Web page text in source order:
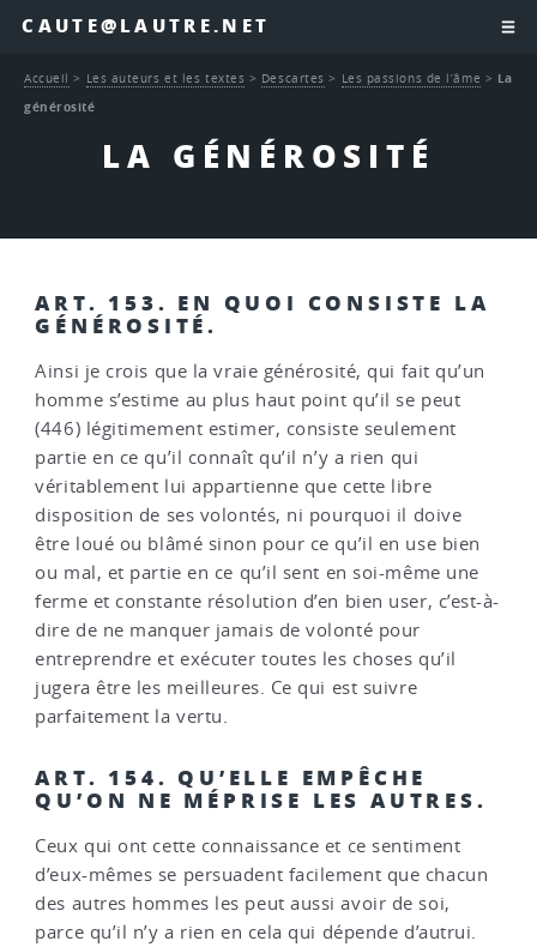
CAUTE@LAUTRE.NET
LA GÉNÉROSITÉ
Accueil > Les auteurs et les textes > Descartes > Les passions de l’âme > La
générosité
ART. 153. EN QUOI CONSISTE LA
GÉNÉROSITÉ.
Ainsi je crois que la vraie générosité, qui fait qu’un
homme s’estime au plus haut point qu’il se peut
(446) légitimement estimer, consiste seulement
partie en ce qu’il connaît qu’il n’y a rien qui
véritablement lui appartienne que cette libre
disposition de ses volontés, ni pourquoi il doive
être loué ou blâmé sinon pour ce qu’il en use bien
ou mal, et partie en ce qu’il sent en soi-même une
ferme et constante résolution d’en bien user, c’est-à-
dire de ne manquer jamais de volonté pour
entreprendre et exécuter toutes les choses qu’il
jugera être les meilleures. Ce qui est suivre
parfaitement la vertu.
ART. 154. QU’ELLE EMPÊCHE
QU’ON NE MÉPRISE LES AUTRES.
Ceux qui ont cette connaissance et ce sentiment
d’eux-mêmes se persuadent facilement que chacun
des autres hommes les peut aussi avoir de soi,
parce qu’il n’y a rien en cela qui dépende d’autrui.